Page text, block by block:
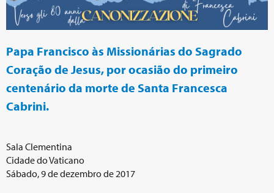
Papa Francisco às Missionárias do Sagrado
Coração de Jesus, por ocasião do primeiro
centenário da morte de Santa Francesca
Cabrini.
Sala Clementina
Cidade do Vaticano
Sábado, 9 de dezembro de 2017